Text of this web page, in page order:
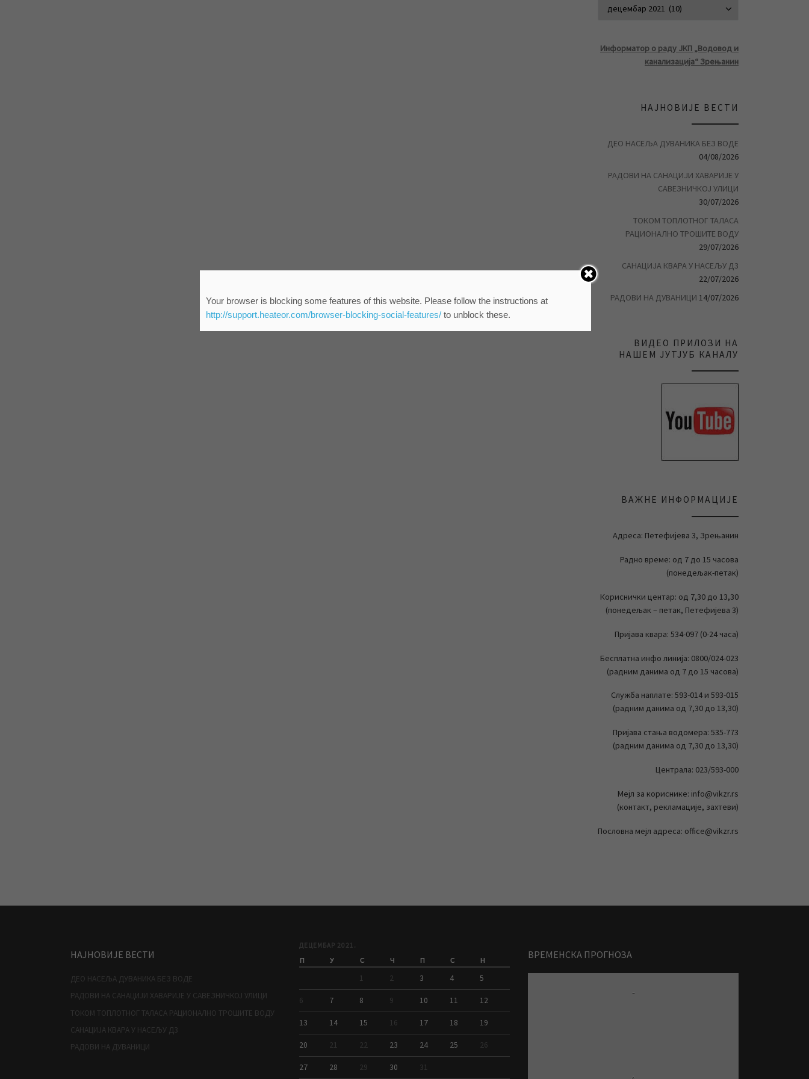
Информатор о раду ЈКП „Водовод и
канализација“ Зрењанин
НАЈНОВИЈЕ ВЕСТИ
ДЕО НАСЕЉА ДУВАНИКА БЕЗ ВОДЕ
04/08/2026
РАДОВИ НА САНАЦИЈИ ХАВАРИЈЕ У
САВЕЗНИЧКОЈ УЛИЦИ
30/07/2026
ТОКОМ ТОПЛОТНОГ ТАЛАСА
РАЦИОНАЛНО ТРОШИТЕ ВОДУ
29/07/2026
САНАЦИЈА КВАРА У НАСЕЉУ Д3
22/07/2026
РАДОВИ НА ДУВАНИЦИ 14/07/2026
ВИДЕО ПРИЛОЗИ НА
НАШЕМ ЈУТЈУБ КАНАЛУ
ВАЖНЕ ИНФОРМАЦИЈЕ
Адреса: Петефијева 3, Зрењанин
Радно време: од 7 до 15 часова
(понедељак-петак)
Кориснички центар: од 7,30 до 13,30
(понедељак – петак, Петефијева 3)
Пријава квара: 534-097 (0-24 часа)
Бесплатна инфо линија: 0800/024-023
(радним данима од 7 до 15 часова)
Служба наплате: 593-014 и 593-015
(радним данима од 7,30 до 13,30)
Пријава стања водомера: 535-773
(радним данима од 7,30 до 13,30)
Централа: 023/593-000
Мејл за кориснике: info@vikzr.rs
(контакт, рекламације, захтеви)
Пословна мејл адреса: office@vikzr.rs
НАЈНОВИЈЕ ВЕСТИ
ДЕО НАСЕЉА ДУВАНИКА БЕЗ ВОДЕ
РАДОВИ НА САНАЦИЈИ ХАВАРИЈЕ У САВЕЗНИЧКОЈ УЛИЦИ
ТОКОМ ТОПЛОТНОГ ТАЛАСА РАЦИОНАЛНО ТРОШИТЕ ВОДУ
САНАЦИЈА КВАРА У НАСЕЉУ Д3
РАДОВИ НА ДУВАНИЦИ
ДЕЦЕМБАР 2021.
П У С Ч П С Н
1 2 3 4 5
6 7 8 9 10 11 12
13 14 15 16 17 18 19
20 21 22 23 24 25 26
27 28 29 30 31
ВРЕМЕНСКА ПРОГНОЗА
-
Your browser is blocking some features of this website. Please follow the instructions at
http://support.heateor.com/browser-blocking-social-features/to unblock these.